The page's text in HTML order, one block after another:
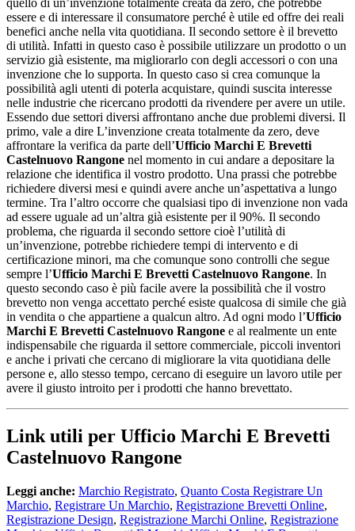
quello di un’invenzione totalmente creata da zero, che potrebbe
essere e di interessare il consumatore perché è utile ed offre dei reali
benefici anche nella vita quotidiana. Il secondo settore è il brevetto
di utilità. Infatti in questo caso è possibile utilizzare un prodotto o un
servizio già esistente, ma migliorarlo con degli accessori o con una
invenzione che lo supporta. In questo caso si crea comunque la
possibilità agli utenti di poterla acquistare, quindi suscita interesse
nelle industrie che ricercano prodotti da rivendere per avere un utile.
Essendo due settori diversi affrontano anche due problemi diversi. Il
primo, vale a dire L’invenzione creata totalmente da zero, deve
affrontare la verifica da parte dell’Ufficio Marchi E Brevetti
Castelnuovo Rangone nel momento in cui andare a depositare la
relazione che identifica il vostro prodotto. Una prassi che potrebbe
richiedere diversi mesi e quindi avere anche un’aspettativa a lungo
termine. Tra l’altro occorre che qualsiasi tipo di invenzione non vada
ad essere uguale ad un’altra già esistente per il 90%. Il secondo
problema, che riguarda il secondo settore cioè l’utilità di
un’invenzione, potrebbe richiedere tempi di intervento e di
certificazione minori, ma che comunque sono controlli che segue
sempre l’Ufficio Marchi E Brevetti Castelnuovo Rangone. In
questo secondo caso è più facile avere la possibilità che il vostro
brevetto non venga accettato perché esiste qualcosa di simile che già
in vendita o che appartiene a qualcun altro. Ad ogni modo l’Ufficio
Marchi E Brevetti Castelnuovo Rangone e al realmente un ente
indispensabile che riguarda il settore commerciale, piccoli inventori
e anche i privati che cercano di migliorare la vita quotidiana delle
persone e, allo stesso tempo, cercano di eseguire un lavoro utile per
avere il giusto introito per i prodotti che hanno brevettato.
Link utili per Ufficio Marchi E Brevetti
Castelnuovo Rangone
Leggi anche: Marchio Registrato, Quanto Costa Registrare Un
Marchio, Registrare Un Marchio, Registrazione Brevetti Online,
Registrazione Design, Registrazione Marchi Online, Registrazione